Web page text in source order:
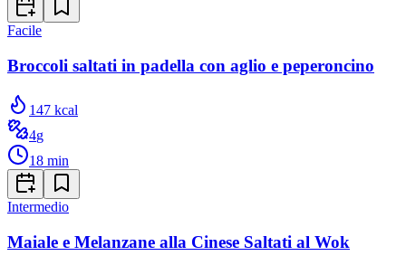
Facile
Broccoli saltati in padella con aglio e peperoncino
147 kcal
4g
18 min
Intermedio
Maiale e Melanzane alla Cinese Saltati al Wok